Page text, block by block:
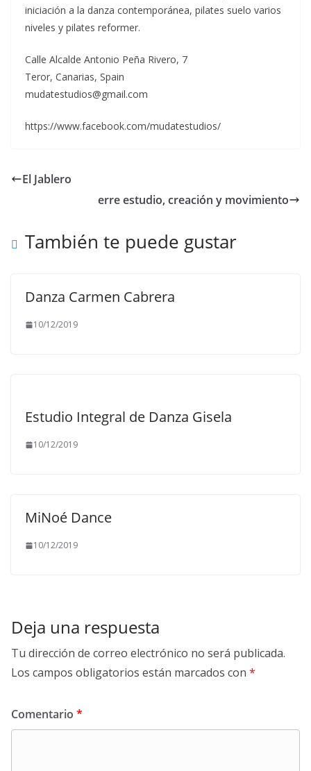
iniciación a la danza contemporánea, pilates suelo varios
niveles y pilates reformer.
Calle Alcalde Antonio Peña Rivero, 7
Teror, Canarias, Spain
mudatestudios@gmail.com
https://www.facebook.com/mudatestudios/
El Jablero
erre estudio, creación y movimiento
También te puede gustar
Danza Carmen Cabrera
10/12/2019
Estudio Integral de Danza Gisela
10/12/2019
MiNoé Dance
10/12/2019
Deja una respuesta
Tu dirección de correo electrónico no será publicada.
Los campos obligatorios están marcados con *
Comentario *